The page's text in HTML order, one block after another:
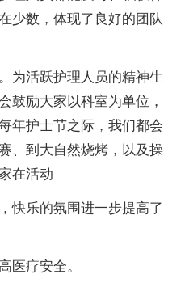
数，体现了良好的团队
为活跃护理人员的精神生
鼓励大家以科室为单位，
年护士节之际，我们都会
、到大自然烧烤，以及操
在活动
快乐的氛围进一步提高了
医疗安全。